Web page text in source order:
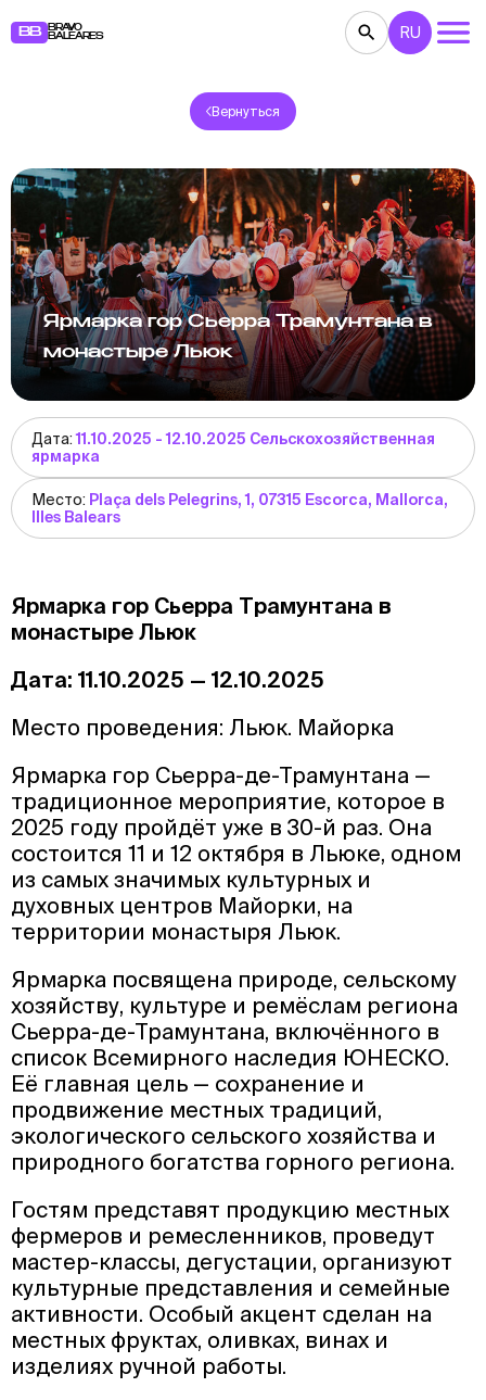
BB
BRAVO
BALEARES
КОНЦЕРТЫ ТЕАТР
РЕСТОРАНЫ ЯРМАРКИ ВЕЧЕРИНКИ
ДЕТЯМ BB NOTE
RU
Вернуться
Ярмарка гор Сьерра Трамунтана в
монастыре Льюк
Дата:11.10.2025 - 12.10.2025 Сельскохозяйственная
ярмарка
Место: Plaça dels Pelegrins, 1, 07315 Escorca, Mallorca,
Illes Balears
Ярмарка гор Сьерра Трамунтана в
монастыре Льюк
Дата: 11.10.2025 — 12.10.2025
Место проведения: Льюк. Майорка
Ярмарка гор Сьерра-де-Трамунтана —
традиционное мероприятие, которое в
2025 году пройдёт уже в 30-й раз. Она
состоится 11 и 12 октября в Льюке, одном
из самых значимых культурных и
духовных центров Майорки, на
территории монастыря Льюк.
Ярмарка посвящена природе, сельскому
хозяйству, культуре и ремёслам региона
Сьерра-де-Трамунтана, включённого в
список Всемирного наследия ЮНЕСКО.
Её главная цель — сохранение и
продвижение местных традиций,
экологического сельского хозяйства и
природного богатства горного региона.
Гостям представят продукцию местных
фермеров и ремесленников, проведут
мастер-классы, дегустации, организуют
культурные представления и семейные
активности. Особый акцент сделан на
местных фруктах, оливках, винах и
изделиях ручной работы.